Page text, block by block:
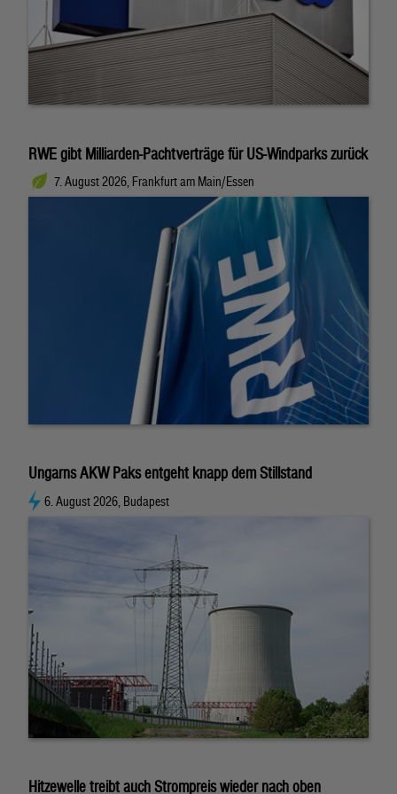
RWE gibt Milliarden-Pachtverträge für US-Windparks zurück
7. August 2026, Frankfurt am Main/Essen
Ungarns AKW Paks entgeht knapp dem Stillstand
6. August 2026, Budapest
Hitzewelle treibt auch Strompreis wieder nach oben